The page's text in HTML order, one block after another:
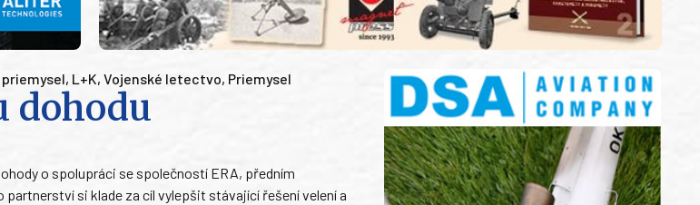
, L+K, Vojenské letectvo, Priemysel
dohodu
o spolupráci se společností ERA, předním
si klade za cíl vylepšit stávající řešení velení a